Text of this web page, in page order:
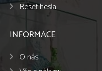
Reset hesla
INFORMACE
O nás